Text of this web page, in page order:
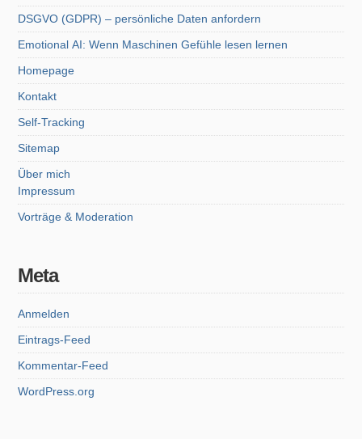
DSGVO (GDPR) – persönliche Daten anfordern
Emotional AI: Wenn Maschinen Gefühle lesen lernen
Homepage
Kontakt
Self-Tracking
Sitemap
Über mich
Impressum
Vorträge & Moderation
Meta
Anmelden
Eintrags-Feed
Kommentar-Feed
WordPress.org